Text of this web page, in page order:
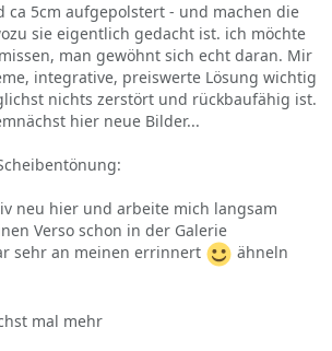
ca 5cm aufgepolstert - und machen die
sie eigentlich gedacht ist. ich möchte
man gewöhnt sich echt daran. Mir
integrative, preiswerte Lösung wichtig
nichts zerstört und rückbaufähig ist.
hier neue Bilder...
neu hier und arbeite mich langsam
Verso schon in der Galerie
sehr an meinen errinnert
ähneln
mal mehr